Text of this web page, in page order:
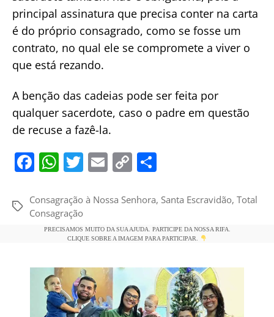
principal assinatura que precisa conter na carta
é do próprio consagrado, como se fosse um
contrato, no qual ele se compromete a viver o
que está rezando.
A benção das cadeias pode ser feita por
qualquer sacerdote, caso o padre em questão
de recuse a fazê-la.
F
c
e
b
o
W
at
s
A
p
T
itt
er
E
ai
l
C
p
y
Li
k
ar
e
Tags
Consagração à Nossa Senhora, Santa Escravidão, Total
Consagração
PRECISAMOS MUITO DA SUA AJUDA. PARTICIPE DA NOSSA RIFA.
CLIQUE SOBRE A IMAGEM PARA PARTICIPAR.